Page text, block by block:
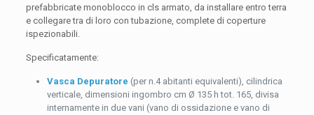
prefabbricate monoblocco in cls armato, da installare entro terra
e collegare tra di loro con tubazione, complete di coperture
ispezionabili.
Specificatamente:
Vasca Depuratore (per n.4 abitanti equivalenti), cilindrica
verticale, dimensioni ingombro cm Ø 135 h tot. 165, divisa
internamente in due vani (vano di ossidazione e vano di